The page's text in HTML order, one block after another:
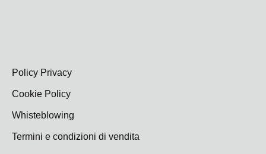
Policy Privacy
Cookie Policy
Whisteblowing
Termini e condizioni di vendita